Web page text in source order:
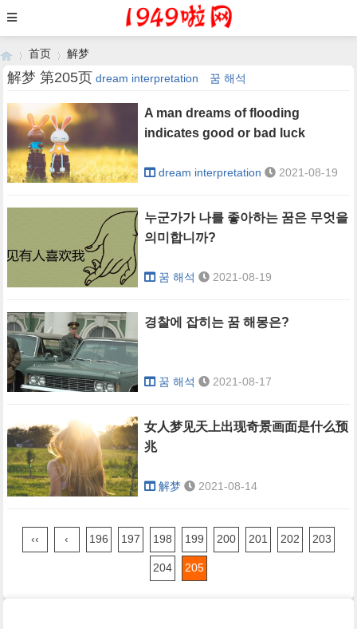
›
首页
›
解梦
解梦 第205页 dream interpretation 꿈 해석
A man dreams of flooding
indicates good or bad luck
dream interpretation 2021-08-19
누군가가 나를 좋아하는 꿈은 무엇을
의미합니까?
꿈 해석 2021-08-19
경찰에 잡히는 꿈 해몽은?
꿈 해석 2021-08-17
女人梦见天上出现奇景画面是什么预
兆
解梦 2021-08-14
‹‹ ‹ 196 197 198 199 200 201 202 203
204 205